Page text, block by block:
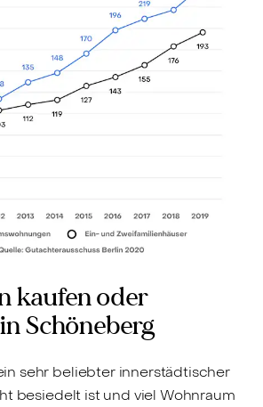
kaufen oder
Schöneberg
sehr beliebter innerstädtischer
besiedelt ist und viel Wohnraum